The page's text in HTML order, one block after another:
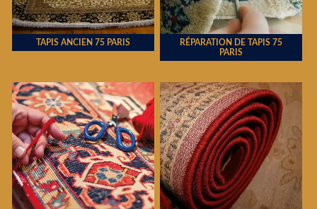
TAPIS ANCIEN 75 PARIS
RÉPARATION DE TAPIS 75
PARIS